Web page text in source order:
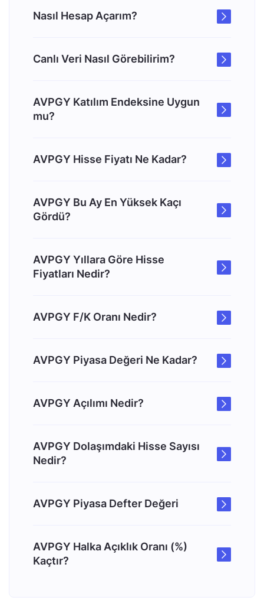
Nasıl Hesap Açarım?
Canlı Veri Nasıl Görebilirim?
AVPGY Katılım Endeksine Uygun
mu?
AVPGY Hisse Fiyatı Ne Kadar?
AVPGY Bu Ay En Yüksek Kaçı
Gördü?
AVPGY Yıllara Göre Hisse
Fiyatları Nedir?
AVPGY F/K Oranı Nedir?
AVPGY Piyasa Değeri Ne Kadar?
AVPGY Açılımı Nedir?
AVPGY Dolaşımdaki Hisse Sayısı
Nedir?
AVPGY Piyasa Defter Değeri
AVPGY Halka Açıklık Oranı (%)
Kaçtır?